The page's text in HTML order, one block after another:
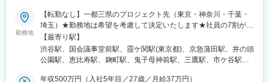
勤務地
【転勤なし】一都三県のプロジェクト先（東京・神奈川・千葉・
埼玉）★勤務地は希望を考慮して決定いたします★社員の7割が在
宅勤務を活用中！フルリモートの案件もあります★19時以降は本
社オフィスを開放！毎週末は本社で交流会も行われており、気の
合う仲間と和気あいあいと過ごせます！【本社】東京都渋谷区道
歩8分※受動喫煙対策制度あり
【最寄り駅】
渋谷駅、国会議事堂前駅、霞ケ関駅(東京都)、京急蒲田駅、井の頭
公園駅、恵比寿駅、麹町駅、鬼子母神前駅、三鷹駅、市ケ谷駅、
年収500万円（入社5年目／27歳／月給37万円）